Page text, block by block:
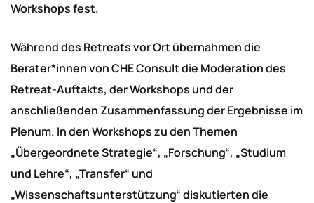
Workshops fest.
Während des Retreats vor Ort übernahmen die
Berater*innen von CHE Consult die Moderation des
Retreat-Auftakts, der Workshops und der
anschließenden Zusammenfassung der Ergebnisse im
Plenum. In den Workshops zu den Themen
„Übergeordnete Strategie“, „Forschung“, „Studium
und Lehre“, „Transfer“ und
„Wissenschaftsunterstützung“ diskutierten die